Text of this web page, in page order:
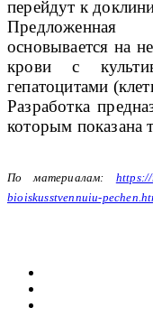
перейдут к
Предложенная
основывается на
крови с
гепатоцитами
Разработка
которым показана
По материалам:
bioiskusstvennuiu-